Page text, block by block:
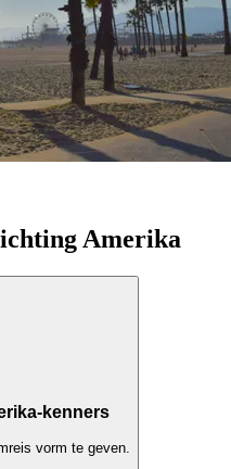
Amerika
kenners
vorm te geven.